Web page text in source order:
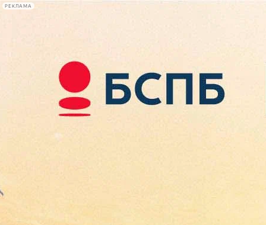
РЕКЛАМА
Сегодня:
2026.08.10
08:08
Афиша Plus